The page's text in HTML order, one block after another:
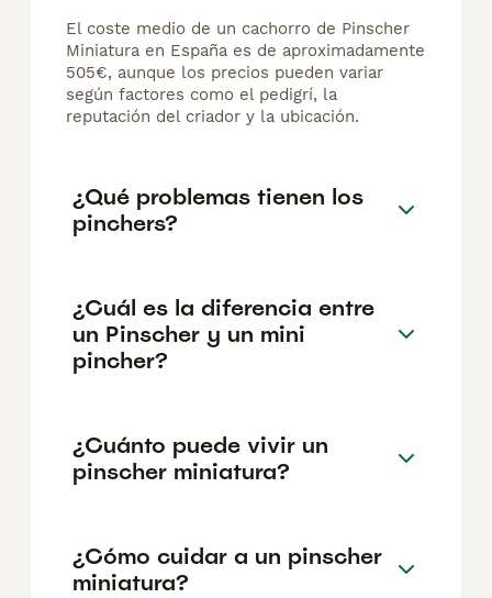
El coste medio de un cachorro de Pinscher
Miniatura en España es de aproximadamente
505€, aunque los precios pueden variar
según factores como el pedigrí, la
reputación del criador y la ubicación.
¿Qué problemas tienen los
pinchers?
¿Cuál es la diferencia entre
un Pinscher y un mini
pincher?
¿Cuánto puede vivir un
pinscher miniatura?
¿Cómo cuidar a un pinscher
miniatura?